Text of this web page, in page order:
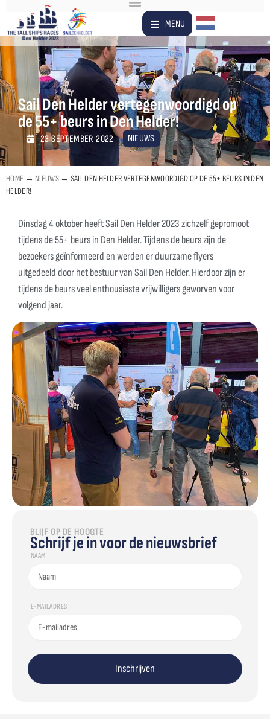
MENU
Sail Den Helder vertegenwoordigd op
de 55+ beurs in Den Helder!
23 SEPTEMBER 2022 NIEUWS
HOME → NIEUWS→ SAIL DEN HELDER VERTEGENWOORDIGD OP DE 55+ BEURS IN DEN
HELDER!
Dinsdag 4 oktober heeft Sail Den Helder 2023 zichzelf gepromoot
tijdens de 55+ beurs in Den Helder. Tijdens de beurs zijn de
bezoekers geïnformeerd en werden er duurzame flyers
uitgedeeld door het bestuur van Sail Den Helder. Hierdoor zijn er
tijdens de beurs veel enthousiaste vrijwilligers geworven voor
volgend jaar.
BLIJF OP DE HOOGTE
Schrijf je in voor de nieuwsbrief
NAAM
E-MAILADRES
Inschrijven